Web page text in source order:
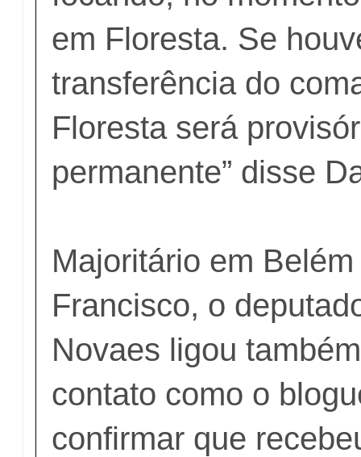
em Floresta. Se
transferência do
Floresta será
permanente” disse
Majoritário em
Francisco, o
Novaes ligou
contato como o
confirmar que